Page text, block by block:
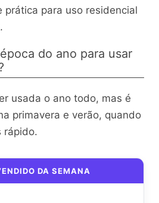
para uso residencial
do ano para usar
usada o ano todo, mas é
primavera e verão, quando
rápido.
DA SEMANA